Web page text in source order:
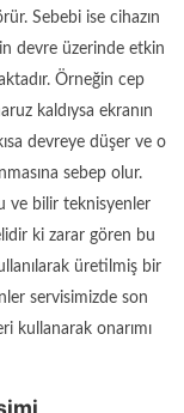
Sebebi ise cihazın
devre üzerinde etkin
Örneğin cep
kaldıysa ekranın
devreye düşer ve o
sebep olur.
ve bilir teknisyenler
ki zarar gören bu
üretilmiş bir
servisimizde son
kullanarak onarımı